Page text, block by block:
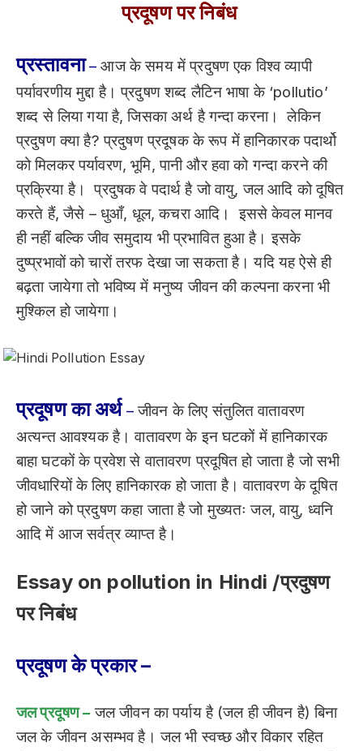
प्रदूषण पर निबंध
प्रस्तावना– आज के समय में प्रदुषण एक विश्व व्यापी
पर्यावरणीय मुद्दा है। प्रदुषण शब्द लैटिन भाषा के ‘pollutio’
शब्द से लिया गया है, जिसका अर्थ है गन्दा करना। लेकिन
प्रदुषण क्या है? प्रदुषण प्रदूषक के रूप में हानिकारक पदार्थो
को मिलकर पर्यावरण, भूमि, पानी और हवा को गन्दा करने की
प्रक्रिया है। प्रदुषक वे पदार्थ है जो वायु, जल आदि को दूषित
करते हैं, जैसे – धुआँ, धूल, कचरा आदि। इससे केवल मानव
ही नहीं बल्कि जीव समुदाय भी प्रभावित हुआ है। इसके
दुष्प्रभावों को चारों तरफ देखा जा सकता है। यदि यह ऐसे ही
बढ़ता जायेगा तो भविष्य में मनुष्य जीवन की कल्पना करना भी
मुश्किल हो जायेगा।
प्रदूषण का अर्थ–जीवन के लिए संतुलित वातावरण
अत्यन्त आवश्यक है। वातावरण के इन घटकों में हानिकारक
बाहा घटकों के प्रवेश से वातावरण प्रदूषित हो जाता है जो सभी
जीवधारियों के लिए हानिकारक हो जाता है। वातावरण के दूषित
हो जाने को प्रदुषण कहा जाता है जो मुख्यतः जल, वायु, ध्वनि
आदि में आज सर्वत्र व्याप्त है।
Essay on pollution in Hindi /प्रदुषण
पर निबंध
प्रदूषण के प्रकार –
जल प्रदूषण – जल जीवन का पर्याय है (जल ही जीवन है) बिना
जल के जीवन असम्भव है। जल भी स्वच्छ और विकार रहित